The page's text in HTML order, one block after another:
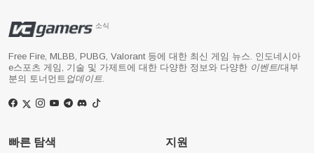
소식
Free Fire, MLBB, PUBG, Valorant 등에 대한 최신 게임 뉴스. 인도네시아
e스포츠 게임, 기술 및 가제트에 대한 다양한 정보와 다양한 이벤트/대부
분의 토너먼트 업데이트
빠른 탐색 지원